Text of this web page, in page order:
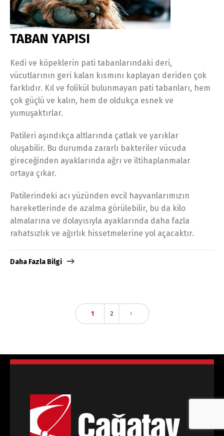
TABAN YAPISI
Kedi ve köpeklerin pati tabanlarındaki deri,
vücutlarının geri kalan kısmını kaplayan deriden çok
farklıdır. Kıl ve folikül bulunmayan pati tabanları, hem
çok güçlü ve kalın, hem de oldukça esnek ve
yumuşaktırlar.
Patileri aşındıkça altlarında çatlak ve yarıklar
oluşabilir. Bu durumda zararlı bakteriler vücuda
gireceğinden ayaklarında ağrı ve iltihaplanmalar
ortaya çıkar.
Patilerindeki acı yüzünden evcil hayvanlarımızın
hareketlerinde de azalma görülebilir, bu da kilo
almalarına ve dolayısıyla ayaklarında daha fazla
rahatsızlık ve ağırlık hissetmelerine yol açacaktır.
Daha Fazla Bilgi
1 2